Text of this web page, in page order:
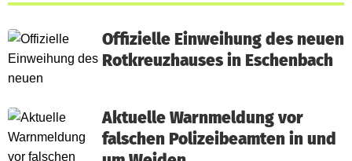
Offizielle Einweihung des neuen
Rotkreuzhauses in Eschenbach
Aktuelle Warnmeldung vor
falschen Polizeibeamten in und